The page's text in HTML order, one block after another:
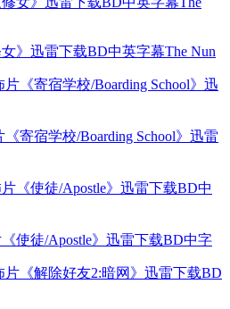
》迅雷下载BD中英字幕The Nun
《寄宿学校/Boarding School》迅雷
使徒/Apostle》迅雷下载BD中字